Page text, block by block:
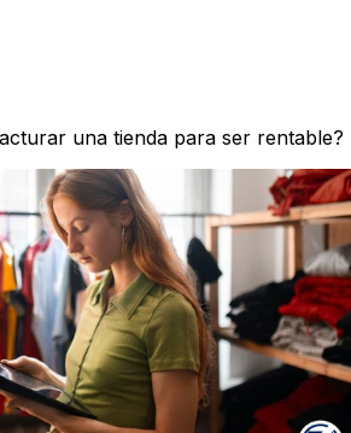
una tienda para ser rentable?